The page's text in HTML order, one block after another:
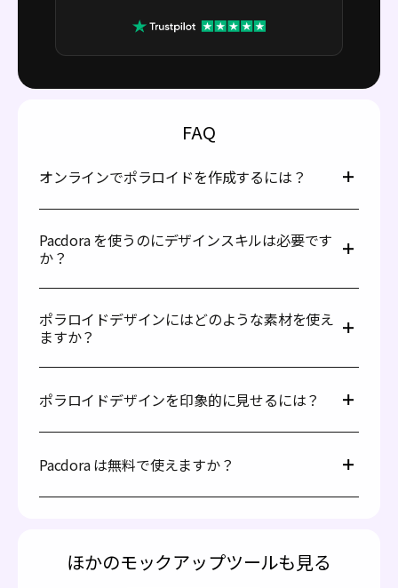
FAQ
オンラインでポラロイドを作成するには？
下の手順に従ってください。
検索バーを使って、ギャラリーから理想のポラロイ
編集します。
完成したポラロイドデザインを、高解像度の
PNG/JPG 画像または MP4 動画としてダウンロード
Pacdora を使うのにデザインスキルは必要です
か？
なくても、素晴らしいポラロイドデザインを作成できま
す。ポラロイドのモックアップは高いカスタマイズ性があ
り、プラットフォームも整理されていて直感的なインター
さらに Pacdora では、デザインをリアルタイムでプレビ
ューできるので、印象的でリアルな仕上がりを簡単に実現
ポラロイドデザインにはどのような素材を使え
ますか？
一部ではプラスチックも使用されています。素材ごとに特
徴があります。従来のポラロイドデザインでは、表面が滑
ール紙がよく使われます。近年のポラロイド写真では、耐
用するものもあります。
ポラロイドデザインを印象的に見せるには？
く伝わり目を引くものを選びましょう。フレームは細くシ
ャープなラインで囲み、ミニマルなデザインを保つこと
フ体などシンプルなものを使うと、モダンでスタイリッシ
Pacdora は無料で使えますか？
もご用意しています。詳しくは、料金ページ をご覧くださ
ほかのモックアップツールも見る